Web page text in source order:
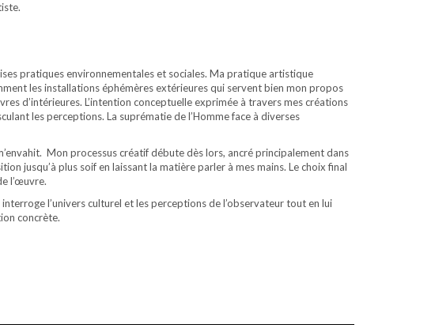
pratiques environnementales et sociales. Ma pratique artistique
les installations éphémères extérieures qui servent bien mon propos
d’intérieures. L’intention conceptuelle exprimée à travers mes créations
les perceptions. La suprématie de l’Homme face à diverses
Mon processus créatif débute dès lors, ancré principalement dans
jusqu’à plus soif en laissant la matière parler à mes mains. Le choix final
l’œuvre.
l’univers culturel et les perceptions de l’observateur tout en lui
concrète.